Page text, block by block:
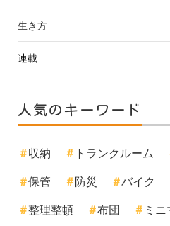
生き方
連載
人気のキーワード
収納 トランクルーム
保管
防災 バイク
整理整頓
布団
ミ